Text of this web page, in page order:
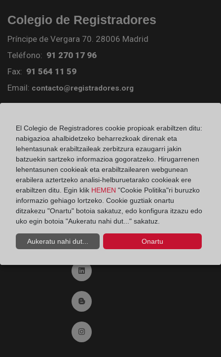
Colegio de Registradores
Príncipe de Vergara 70. 28006 Madrid
Teléfono: 91 270 17 96
Fax: 91 564 11 59
Email: contacto@registradores.org
Ir a facebook (abre en ventana nueva)
Ir a twitter (abre en ventana nueva)
Ir a YouTube (abre en ventana nueva)
Ir a Flickr (abre en ventana nueva)
Ir a Linkedin (abre en ventana nueva)
Ir al Blog (abre en ventana nueva)
Ir a Instagram (abre en ventana nueva)
El Colegio de Registradores cookie propioak erabiltzen ditu:
nabigazioa ahalbidetzeko beharrezkoak direnak eta
lehentasunak erabiltzaileak zerbitzura ezaugarri jakin
batzuekin sartzeko informazioa gogoratzeko. Hirugarrenen
lehentasunen cookieak eta erabiltzailearen webgunean
erabilera aztertzeko analisi-helburuetarako cookieak ere
erabiltzen ditu. Egin klik HEMEN "Cookie Politika"ri buruzko
informazio gehiago lortzeko. Cookie guztiak onartu
ditzakezu "Onartu" botoia sakatuz, edo konfigura itzazu edo
uko egin botoia "Aukeratu nahi dut..." sakatuz.
Aukeratu nahi dut... Onartu